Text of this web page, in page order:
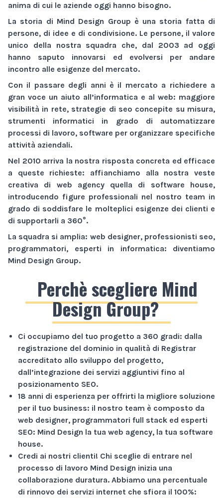
anima di cui le aziende oggi hanno bisogno.
La storia di Mind Design Group è una storia fatta di
persone, di idee e di condivisione. Le persone, il valore
unico della nostra squadra che, dal 2003 ad oggi
hanno saputo innovarsi ed evolversi per andare
incontro alle esigenze del mercato.
Con il passare degli anni è il mercato a richiedere a
gran voce un aiuto all’informatica e al web: maggiore
visibilità in rete, strategie di seo concepite su misura,
strumenti informatici in grado di automatizzare
processi di lavoro, software per organizzare specifiche
attività aziendali.
Nel 2010 arriva la nostra risposta concreta ed efficace
a queste richieste: affianchiamo alla nostra veste
creativa di web agencyquella di software house,
introducendo figure professionali nel nostro team in
grado di soddisfare le molteplici esigenze dei clienti e
di supportarli a 360°.
La squadra si amplia: web designer, professionisti seo,
programmatori, esperti in informatica: diventiamo
Mind Design Group.
Perchè scegliere Mind
Design Group?
Ci occupiamo del tuo progetto a 360 gradi: dalla
registrazione del dominio in qualità di Registrar
accreditato allo sviluppo del progetto,
dall’integrazione dei servizi aggiuntivi fino al
posizionamento SEO.
18 anni di esperienza per offrirti la migliore soluzione
per il tuo business: il nostro team è composto da
web designer, programmatori full stack ed esperti
SEO: Mind Design la tua web agency, la tua software
house.
Credi ai nostri clienti! Chi sceglie di entrare nel
processo di lavoro Mind Design inizia una
collaborazione duratura. Abbiamo una percentuale
di rinnovo dei servizi internet che sfiora il 100%: